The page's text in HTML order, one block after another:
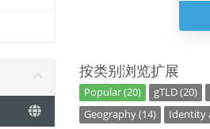
按类别浏览扩展
Popular (20) gTLD (20)
Geography (14)
Identity